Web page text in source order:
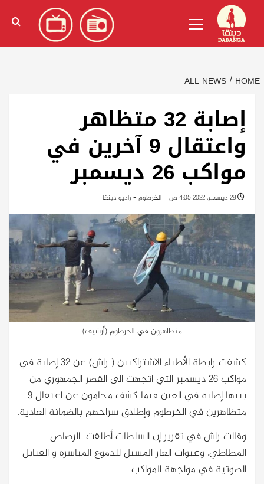
content
الإنجليزية)
Menu
HOME
ALL NEWS
إصابة 32 متظاهر
واعتقال 9 آخرين في
مواكب 26 ديسمبر
الخرطوم - راديو دبنقا
متظاهرون في الخرطوم (أرشيف)
كشفت رابطة الأطباء الاشتراكيين ( راش) عن 32 إصابة في
مواكب 26 ديسمبر التي اتجهت الى القصر الجمهوري من
بينها إصابة في العين فيما كشف محامون عن اعتقال 9
متظاهرين في الخرطوم وإطلاق سراحهم بالضمانة العادية.
وقالت راش في تقرير إن السلطات أطلقت الرصاص
المطاطي، وعبوات الغاز المسيل للدموع المباشرة و القنابل
الصوتية في مواجهة المواكب.